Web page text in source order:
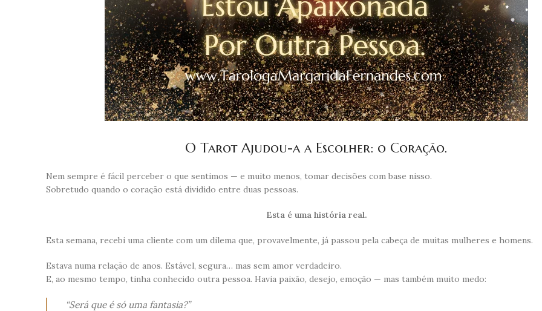
O Tarot Ajudou-a a Escolher: o Coração.
Nem sempre é fácil perceber o que sentimos — e muito menos, tomar decisões com base nisso.
Sobretudo quando o coração está dividido entre duas pessoas.
Esta é uma história real.
Esta semana, recebi uma cliente com um dilema que, provavelmente, já passou pela cabeça de muitas mulheres e homens.
Estava numa relação de anos. Estável, segura… mas sem amor verdadeiro.
E, ao mesmo tempo, tinha conhecido outra pessoa. Havia paixão, desejo, emoção — mas também muito medo:
“Será que é só uma fantasia?”